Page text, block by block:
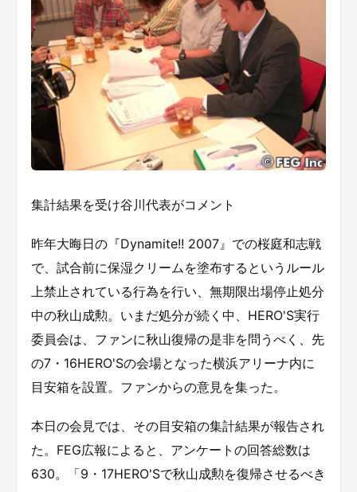
集計結果を受け谷川代表がコメント
昨年大晦日の『Dynamite!! 2007』での桜庭和志戦
で、試合前に保湿クリームを塗布するというルール
上禁止されている行為を行い、無期限出場停止処分
中の秋山成勲。いまだ処分が続く中、HERO'S実行
委員会は、ファンに秋山復帰の是非を問うべく、先
の7・16HERO'Sの会場となった横浜アリーナ内に
目安箱を設置。ファンからの意見を集った。
本日の会見では、その目安箱の集計結果が報告され
た。FEG広報によると、アンケートの回答総数は
630。「9・17HERO'Sで秋山成勲を復帰させるべき